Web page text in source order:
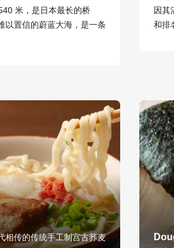
米，是日本最长的桥
以置信的蔚蓝大海，是一条
因其
和排
相传的传统手工制宫古荞麦